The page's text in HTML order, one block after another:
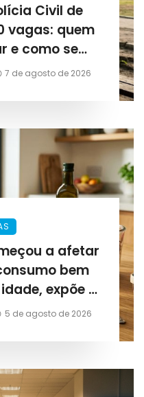
Civil de
vagas: quem
e como se
as provas
7 de agosto de 2026
a afetar
bem
expõe a
5 de agosto de 2026